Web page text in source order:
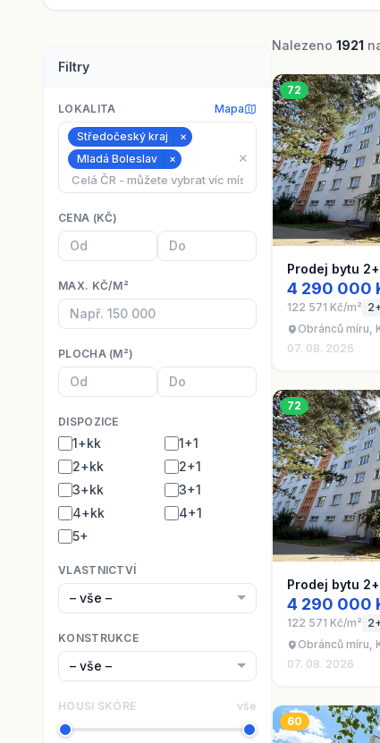
Filtry
LOKALITA Mapa
Středočeský kraj
×
Mladá Boleslav
× ⨯
CENA (KČ)
MAX. KČ/M²
PLOCHA (M²)
DISPOZICE
1+kk
1+1
2+kk
2+1
3+kk
3+1
4+kk
4+1
5+
VLASTNICTVÍ
KONSTRUKCE
HOUSI SKÓRE vše
Nalezeno 1921
72
Prodej bytu
4 290 000
122 571 Kč/m²
Obránců míru,
07. 08. 2026
72
Prodej bytu
4 290 000
122 571 Kč/m²
Obránců míru,
07. 08. 2026
60